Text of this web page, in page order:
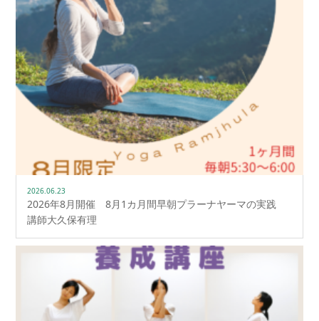
2026.06.23
2026年8月開催 8月1カ月間早朝プラーナヤーマの実践
講師大久保有理